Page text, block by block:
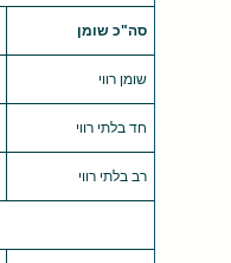
סה"כ שומן
שומן רווי
חד בלתי רווי
רב בלתי רווי